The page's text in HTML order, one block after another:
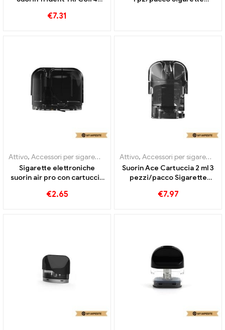
Personalizzato
€7.31
Attivo, Accessori per sigarette elettroniche ,Evaporatore
Sigarette elettroniche
suorin air pro con cartuccia
Personalizzato
€2.65
Attivo, Accessori per sigarette elettroniche
Suorin Ace Cartuccia 2 ml 3
pezzi/pacco Sigarette
Personalizzato
€7.97